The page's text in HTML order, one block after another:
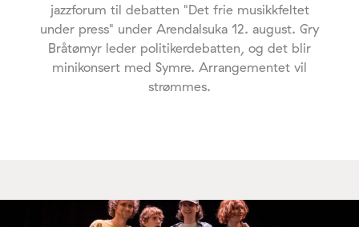
jazzforum til debatten "Det frie musikkfeltet
under press" under Arendalsuka 12. august. Gry
Bråtømyr leder politikerdebatten, og det blir
minikonsert med Symre. Arrangementet vil
strømmes.